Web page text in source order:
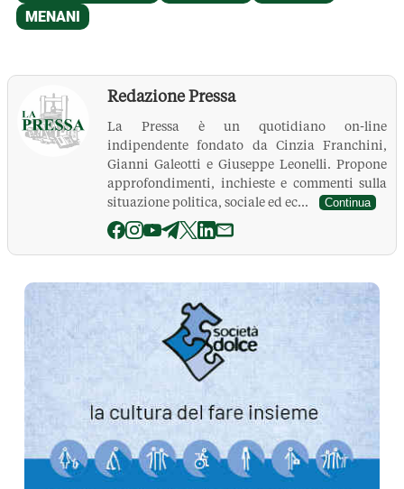
Redazione Pressa
La Pressa è un quotidiano on-line
indipendente fondato da Cinzia Franchini,
Gianni Galeotti e Giuseppe Leonelli. Propone
approfondimenti, inchieste e commenti sulla
situazione politica, sociale ed ec...
Continua
La Pressa